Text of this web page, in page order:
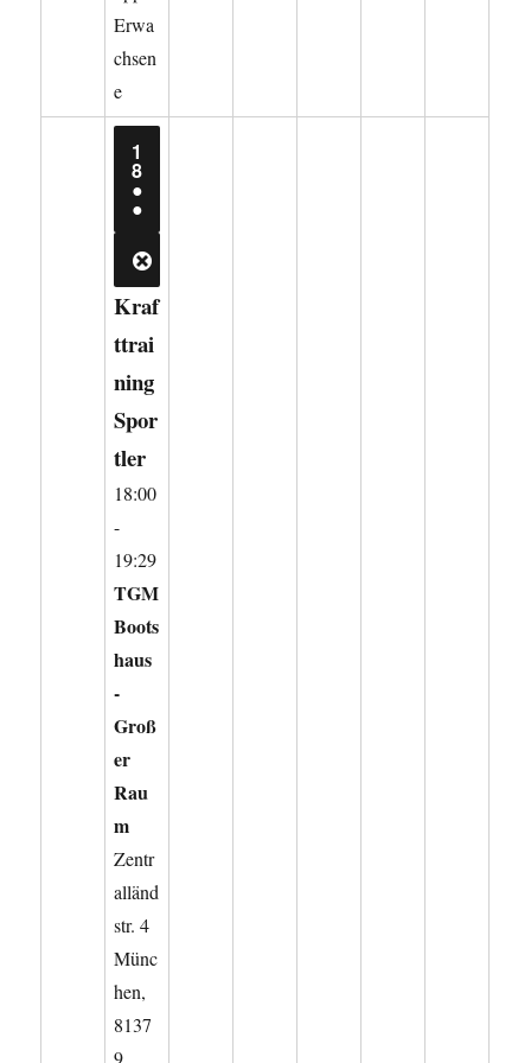
Erwa
chsen
e
1
818.
AUGUST
2026
●
●
VERANSTALTUNGEN)
CLOSE
Kraf
ttrai
ning
Spor
tler
18:00
-
19:29
TGM
Boots
haus
-
Groß
er
Rau
m
Zentr
alländ
str. 4
Münc
hen,
8137